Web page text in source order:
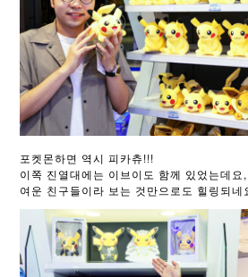
포켓몬하면 역시 피카츄!!!
이쪽 진열대에는 이브이도 함께 있었는데요
여운 친구들이라 보는 것만으로도 힐링되네